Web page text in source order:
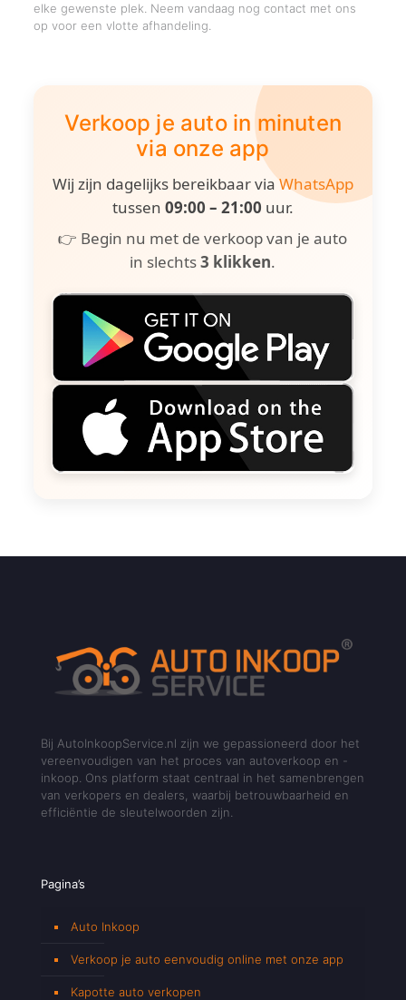
elke gewenste plek. Neem vandaag nog contact met ons
op voor een vlotte afhandeling.
Verkoop je auto in minuten
via onze app
Wij zijn dagelijks bereikbaar viaWhatsApp
tussen 09:00 – 21:00 uur.
👉 Begin nu met de verkoop van je auto
in slechts3 klikken.
Bij AutoInkoopService.nl zijn we gepassioneerd door het
vereenvoudigen van het proces van autoverkoop en -
inkoop. Ons platform staat centraal in het samenbrengen
van verkopers en dealers, waarbij betrouwbaarheid en
efficiëntie de sleutelwoorden zijn.
Pagina’s
Auto Inkoop
Verkoop je auto eenvoudig online met onze app
Kapotte auto verkopen